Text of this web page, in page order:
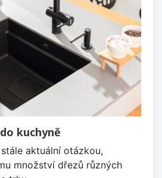
kuchyně
aktuální otázkou,
množství dřezů různých